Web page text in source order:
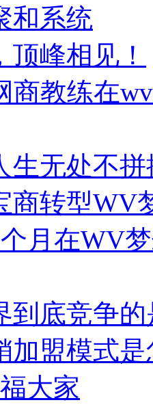
和系统
顶峰相见！
商教练在
生无处不拼
商转型WV
月在WV
到底竞争
加盟模式
大家